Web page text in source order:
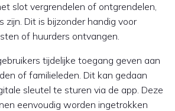
slot vergrendelen of ontgrendelen,
zijn. Dit is bijzonder handig voor
of huurders ontvangen.
tijdelijke toegang geven aan
of familieleden. Dit kan gedaan
sleutel te sturen via de app. Deze
eenvoudig worden ingetrokken